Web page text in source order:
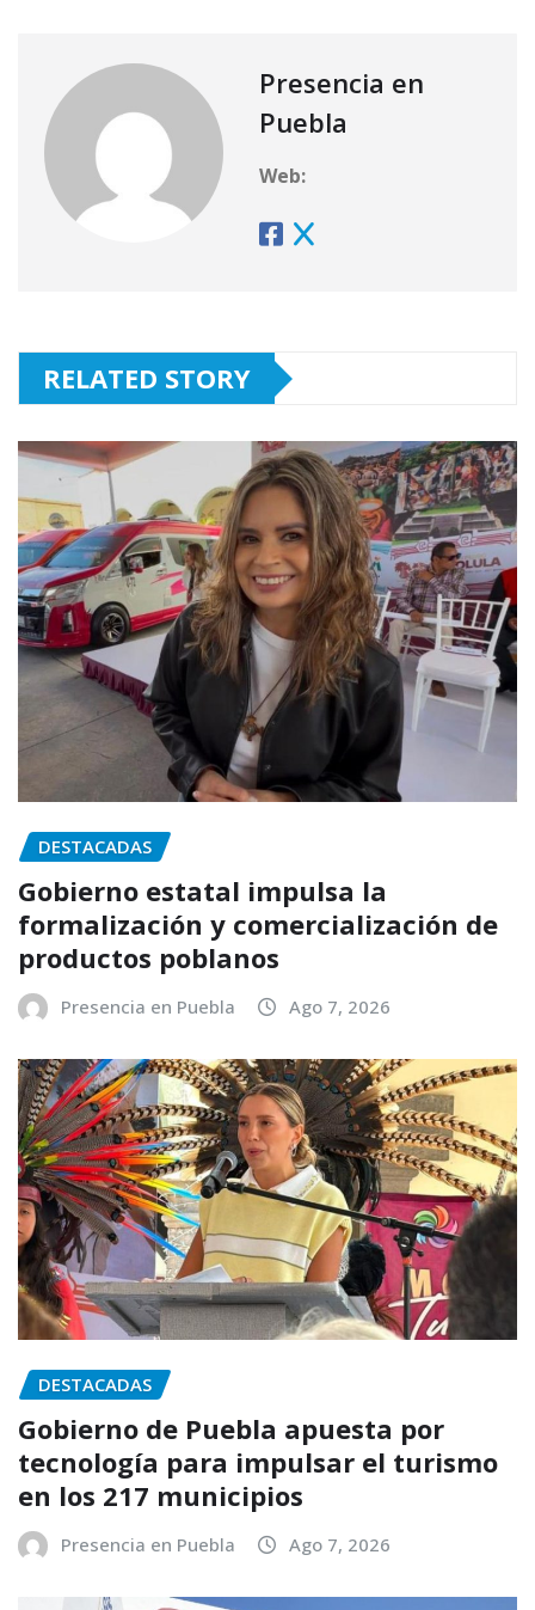
Presencia en
Puebla
Web:
RELATED STORY
DESTACADAS
Gobierno estatal impulsa la
formalización y comercialización de
productos poblanos
Presencia en Puebla Ago 7, 2026
DESTACADAS
Gobierno de Puebla apuesta por
tecnología para impulsar el turismo
en los 217 municipios
Presencia en Puebla Ago 7, 2026